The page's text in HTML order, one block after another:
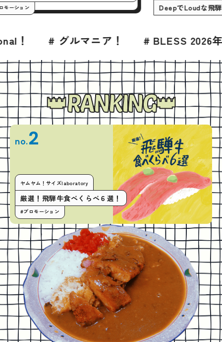
#プロモーション Deepで
マニア！ # BLESS 2026年7月号 #
RANKING
no.2
ヤムヤム！サイズlaboratory
厳選！飛騨牛食べくらべ６選！
#プロモーション